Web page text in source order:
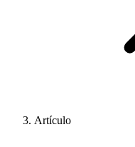
Artículo